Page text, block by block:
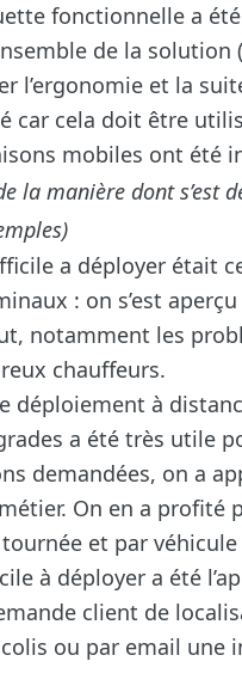
fonctionnelle a
de la
l’ergonomie et la
car cela doit être
mobiles ont été
la manière dont s’est
a déployer était
: on s’est aperçu
notamment les
chauffeurs.
déploiement à
a été très utile
demandées, on a
On en a profité
et par
à déployer a été
client de
ou par email une